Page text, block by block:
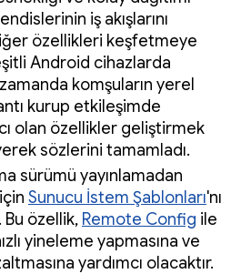
iş akışlarını
özellikleri keşfetmeye
Android cihazlarda
komşuların yerel
kurup etkileşimde
olan özellikler geliştirmek
sözlerini tamamladı.
sürümü yayınlamadan
Sunucu İstem Şablonları'nı
Bu özellik, Remote Config ile
yineleme yapmasına ve
yardımcı olacaktır.